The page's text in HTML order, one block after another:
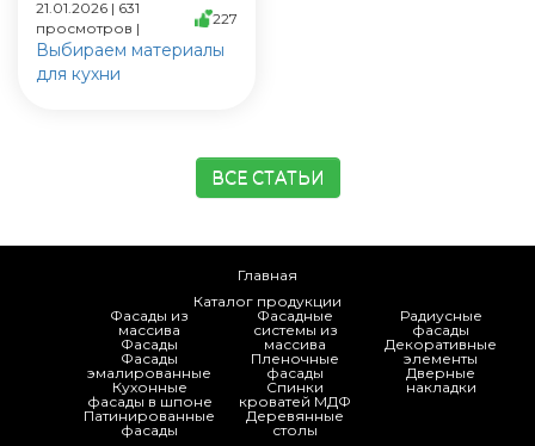
21.01.2026 | 631
просмотров |
227
Выбираем материалы
для кухни
ВСЕ СТАТЬИ
Главная
Каталог продукции
Фасады из
массива
Фасады
Фасады
эмалированные
Кухонные
фасады в шпоне
Патинированные
фасады
Фасадные
системы из
массива
Пленочные
фасады
Спинки
кроватей МДФ
Деревянные
столы
Радиусные
фасады
Декоративные
элементы
Дверные
накладки